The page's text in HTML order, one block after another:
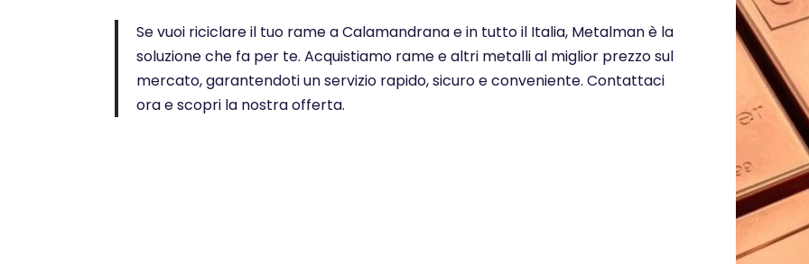
Se vuoi riciclare il tuo rame a Calamandrana e in tutto il Italia, Metalman è la
soluzione che fa per te. Acquistiamo rame e altri metalli al miglior prezzo sul
mercato, garantendoti un servizio rapido, sicuro e conveniente. Contattaci
ora e scopri la nostra offerta.